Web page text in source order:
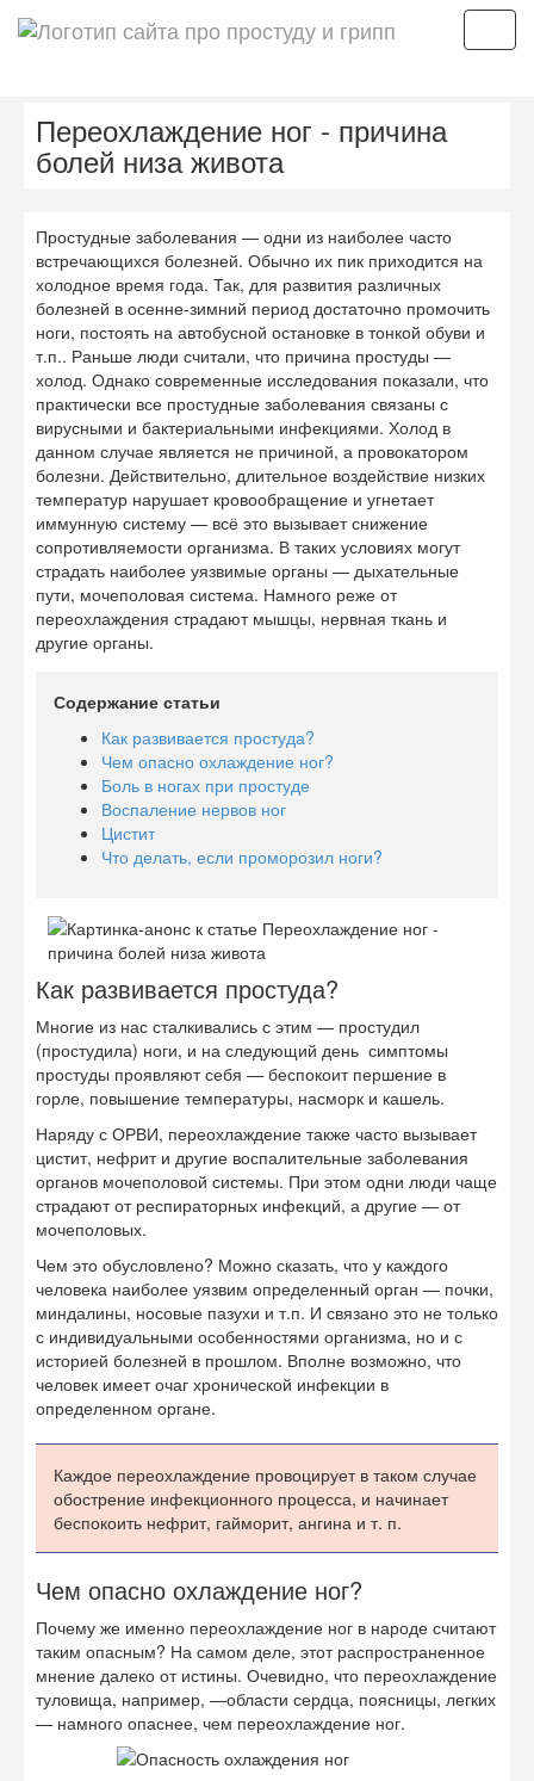
Переохлаждение ног - причина
болей низа живота
Простудные заболевания — одни из наиболее часто
встречающихся болезней. Обычно их пик приходится на
холодное время года. Так, для развития различных
болезней в осенне-зимний период достаточно промочить
ноги, постоять на автобусной остановке в тонкой обуви и
т.п.. Раньше люди считали, что причина простуды —
холод. Однако современные исследования показали, что
практически все простудные заболевания связаны с
вирусными и бактериальными инфекциями. Холод в
данном случае является не причиной, а провокатором
болезни. Действительно, длительное воздействие низких
температур нарушает кровообращение и угнетает
иммунную систему — всё это вызывает снижение
сопротивляемости организма. В таких условиях могут
страдать наиболее уязвимые органы — дыхательные
пути, мочеполовая система. Намного реже от
переохлаждения страдают мышцы, нервная ткань и
другие органы.
Содержание статьи
Как развивается простуда?
Чем опасно охлаждение ног?
Боль в ногах при простуде
Воспаление нервов ног
Цистит
Что делать, если проморозил ноги?
Как развивается простуда?
Многие из нас сталкивались с этим — простудил
(простудила) ноги, и на следующий день симптомы
простуды проявляют себя — беспокоит першение в
горле, повышение температуры, насморк и кашель.
Наряду с ОРВИ, переохлаждение также часто вызывает
цистит, нефрит и другие воспалительные заболевания
органов мочеполовой системы. При этом одни люди чаще
страдают от респираторных инфекций, а другие — от
мочеполовых.
Чем это обусловлено? Можно сказать, что у каждого
человека наиболее уязвим определенный орган — почки,
миндалины, носовые пазухи и т.п. И связано это не только
с индивидуальными особенностями организма, но и с
историей болезней в прошлом. Вполне возможно, что
человек имеет очаг хронической инфекции в
определенном органе.
Каждое переохлаждение провоцирует в таком случае
обострение инфекционного процесса, и начинает
беспокоить нефрит, гайморит, ангина и т. п.
Чем опасно охлаждение ног?
Почему же именно переохлаждение ног в народе считают
таким опасным? На самом деле, этот распространенное
мнение далеко от истины. Очевидно, что переохлаждение
туловища, например, —области сердца, поясницы, легких
— намного опаснее, чем переохлаждение ног.